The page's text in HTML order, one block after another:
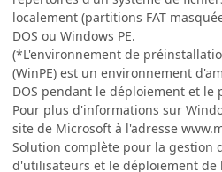
localement (partitions FAT
DOS ou Windows PE.
(*L'environnement de
(WinPE) est un environnement
DOS pendant le déploiement et le
Pour plus d'informations sur
site de Microsoft à l'adresse
Solution complète pour la gestion
d'utilisateurs et le déploiement de